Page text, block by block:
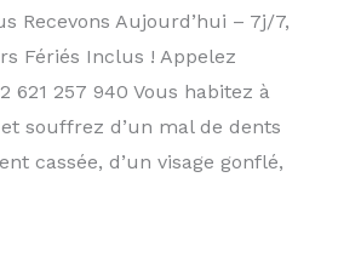
Recevons Aujourd’hui – 7j/7,
Fériés Inclus ! Appelez
621 257 940 Vous habitez à
souffrez d’un mal de dents
cassée, d’un visage gonflé,